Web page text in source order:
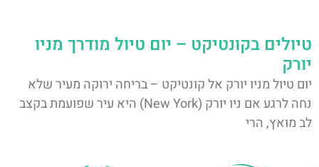
טיולים בקונטיקט – יום טיול מודרך מניו
יורק
יום טיול מניו יורק אל קונטיקט – בריחה ירוקה מעיר שלא
נחה לרגע אם ניו יורק (New York) היא עיר שפועמת בקצב
לב מואץ, הרי